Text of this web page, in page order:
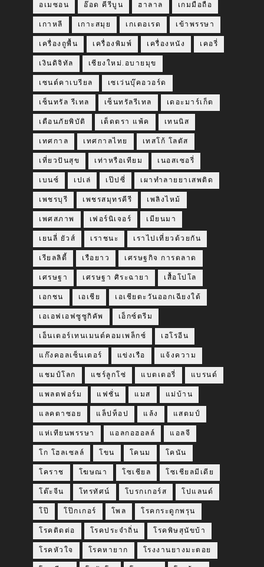
อเมซอน อ๊อด คีรีบูน ฮาลาล เกมมือถือ
เกาหลี เกาะสมุย เกเตอเรด เข้าพรรษา
เครื่องถูพื้น เครื่องพิมพ์ เครื่องหนัง เคอรี่
เงินดิจิทัล เชียงใหม่.อบายมุข
เซนต์คาเบรียล เซเว่นบุ๊คอวอร์ด
เซ็นทรัล รีเทล เซ็นทรัลรีเทล เดอะมาร์เก็ต
เตือนภัยพิบัติ เต็ดตรา แพ้ค เทนนิส
เทศกาล เทศกาลไทย เทสโก้ โลตัส
เที่ยวปันสุข เท่าหรือเทียม เนอสเซอรี่
เบนซ์ เปเล่ เป๊ปซี่ เผาทำลายยาเสพติด
เพชรบุรี เพชรสมุทรคีรี เพลิงไหม้
เพศสภาพ เฟอร์นิเจอร์ เมียนมา
เยนลี่ ยัวส์ เราชนะ เราไปเที่ยวด้วยกัน
เรียลลิตี้ เรือยาว เศรษฐกิจ การตลาด
เศรษฐา เศรษฐา ศิระฉายา เสื้อโปโล
เอกชน เอเชีย เอเชียตะวันออกเฉียงใต้
เอเอฟเอฟซูซูกิคัพ เอ็กซ์ตรีม
เอ็นเตอร์เทนเมนต์คอมเพล็กซ์ เฮโรอีน
แก๊งคอลเซ็นเตอร์ แข่งเรือ แจ้งความ
แชมป์โลก แชร์ลูกโซ่ แบตเตอรี่ แบรนด์
แพลตฟอร์ม แฟชั่น แมส แม่บ้าน
แลคตาซอย แล็ปท็อป แล้ง แสตมป์
แห่เทียนพรรษา แอลกอฮอลล์ แอลจี
โก โฮลเซลล์ โขน โคนม โคนัน
โคราช โฆษณา โซเชียล โซเชียลมีเดีย
โต๊ะจีน โทรทัศน์ โบรกเกอร์ส โปแลนด์
โป๊ โป๊กเกอร์ โพล โรคกระดูกพรุน
โรคติดต่อ โรคประจำถิ่น โรคพิษสุนัขบ้า
โรคหัวใจ โรคหายาก โรงงานยางมะตอย